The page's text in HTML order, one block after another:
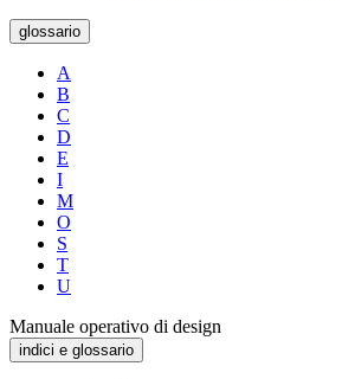
glossario
A
B
C
D
E
I
M
O
S
T
U
Manuale operativo di design
indici e glossario